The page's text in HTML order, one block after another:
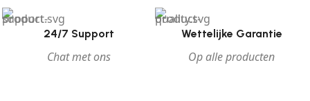
24/7 Support
Chat met ons
Wettelijke Garantie
Op alle producten